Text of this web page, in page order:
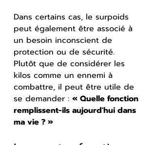
Dans certains cas, le surpoids
peut également être associé à
un besoin inconscient de
protection ou de sécurité.
Plutôt que de considérer les
kilos comme un ennemi à
combattre, il peut être utile de
se demander : « Quelle fonction
remplissent-ils aujourd'hui dans
ma vie ? »